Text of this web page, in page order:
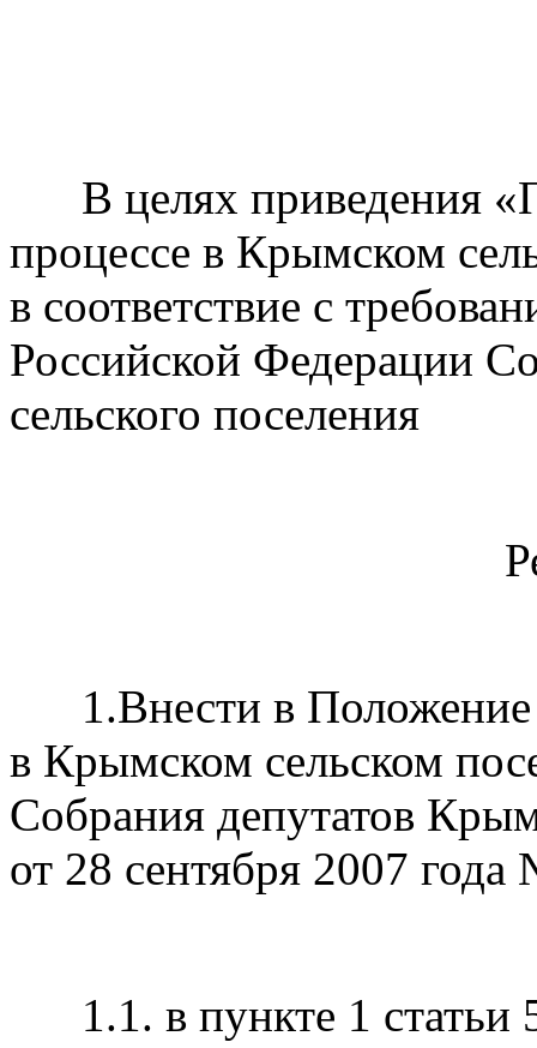
В целях приведения
процессе в Крымском
в соответствие с
Российской Федерации
сельского поселения
1.Внести в Положение
в Крымском сельском
Собрания депутатов
от 28 сентября 2007
1.1. в пункте 1 статьи